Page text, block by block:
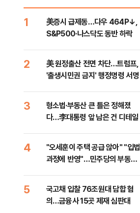
1
美증시 급제동…다우 464P↓,
S&P500·나스닥도 동반 하락
2
美 원정출산 전면 차단…트럼프,
'출생시민권 금지' 행정명령 서명
3
형소법·부동산 큰 틀은 정해졌
다…李대통령 앞 남은 건 디테일
4
"오세훈이 주택 공급 않아" "입법
과정에 반영"…민주당의 부동산
5
국고채 입찰 76조원대 담합 혐
의…금융사 15곳 제재 심판대